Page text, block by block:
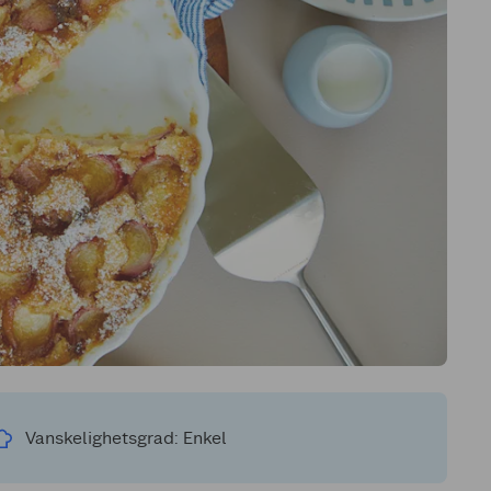
Vanskelighetsgrad: Enkel